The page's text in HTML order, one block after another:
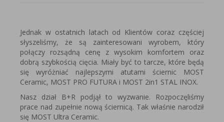
Jednak w ostatnich latach od Klientów coraz częściej
słyszeliśmy, że są zainteresowani wyrobem, który
połączy rozsądną cenę z wysokim komfortem oraz
dobrą szybkością cięcia. Miały być to tarcze, które będą
się wyróżniać najlepszymi atutami ściernic MOST
Ceramic, MOST PRO FUTURA i MOST 2in1 STAL INOX.
Nasz dział B+R podjął to wyzwanie. Rozpoczęliśmy
prace nad zupełnie nową ściernicą. Tak właśnie narodził
się MOST Ultra Ceramic.